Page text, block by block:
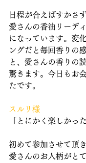
日程が合えばすかさ
愛さんの香油リーデ
になっています。変
ングだと毎回香りの
と、愛さんの香りの
驚きます。今日もお
たです。
スルリ様
「とにかく楽しかった
初めて参加させて頂
愛さんのお人柄がと